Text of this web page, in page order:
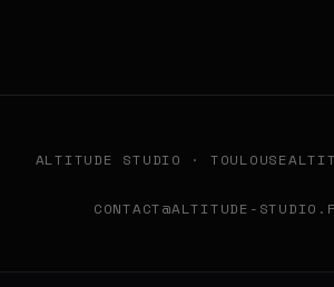
ALTITUDE STUDIO · TOULOUSE
CONTACT@ALTITUDE-